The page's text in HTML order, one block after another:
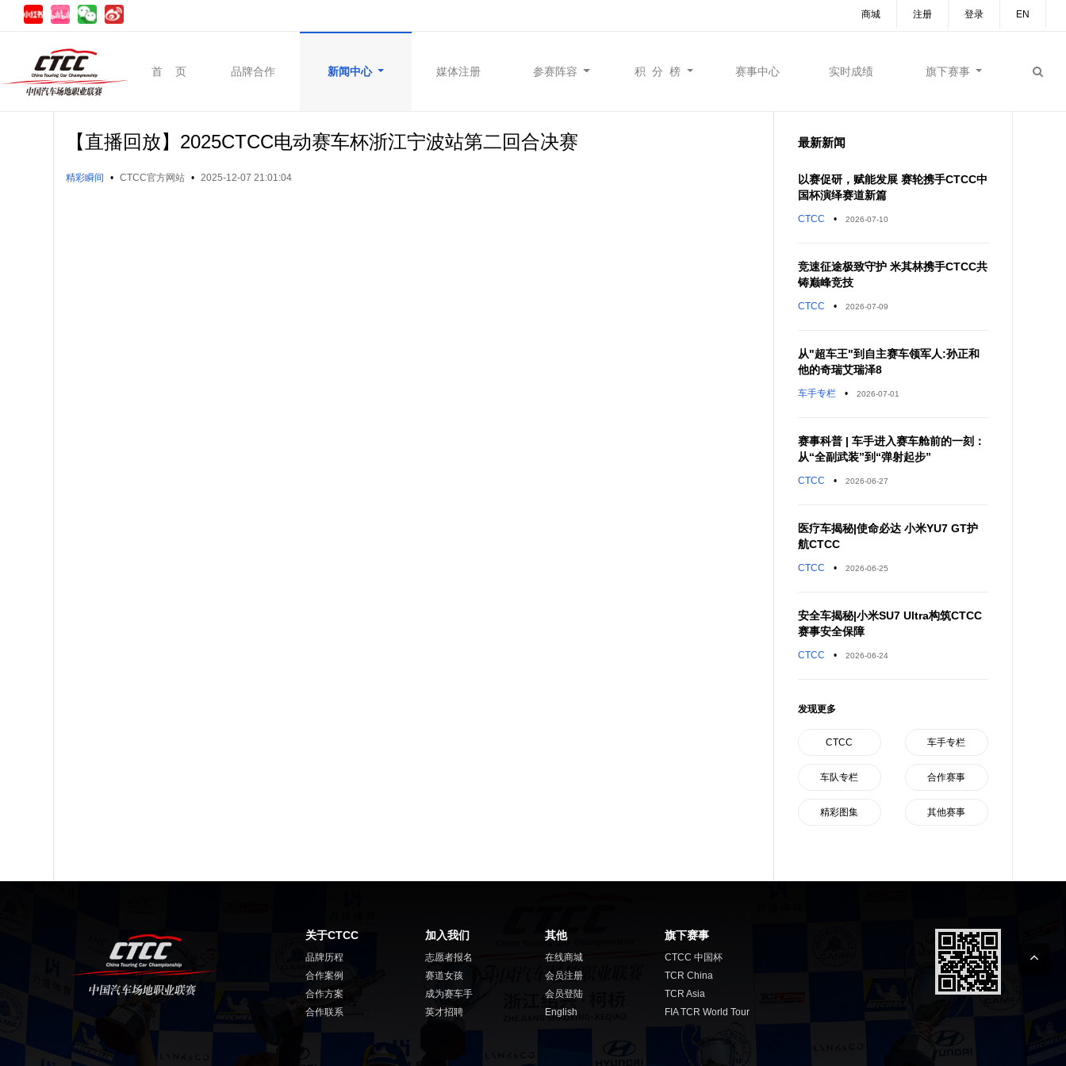
EN
登录
注册
商城
首 页 品牌合作 新闻中心 媒体注册 参赛阵容 积 分 榜 赛事中心 实时成绩 旗下赛事
【直播回放】2025CTCC电动赛车杯浙江宁波站第二回合决赛
精彩瞬间 • CTCC官方网站 • 2025-12-07 21:01:04
最新新闻
以赛促研，赋能发展 赛轮携手CTCC中
国杯演绎赛道新篇
CTCC • 2026-07-10
竞速征途极致守护 米其林携手CTCC共
铸巅峰竞技
CTCC • 2026-07-09
从"超车王"到自主赛车领军人:孙正和
他的奇瑞艾瑞泽8
车手专栏 • 2026-07-01
赛事科普 | 车手进入赛车舱前的一刻：
从“全副武装”到“弹射起步”
CTCC • 2026-06-27
医疗车揭秘|使命必达 小米YU7 GT护
航CTCC
CTCC • 2026-06-25
安全车揭秘|小米SU7 Ultra构筑CTCC
赛事安全保障
CTCC • 2026-06-24
发现更多
CTCC 车手专栏
车队专栏 合作赛事
精彩图集 其他赛事
关于CTCC
品牌历程
合作案例
合作方案
合作联系
加入我们
志愿者报名
赛道女孩
成为赛车手
英才招聘
其他
在线商城
会员注册
会员登陆
English
旗下赛事
CTCC 中国杯
TCR China
TCR Asia
FIA TCR World Tour